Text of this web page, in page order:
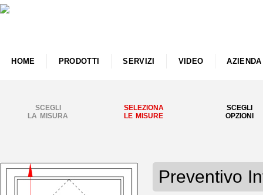
HOME PRODOTTI SERVIZI VIDEO AZIENDA
SCEGLI
LA MISURA
SELEZIONA
LE MISURE
SCEGLI
OPZIONI
Preventivo